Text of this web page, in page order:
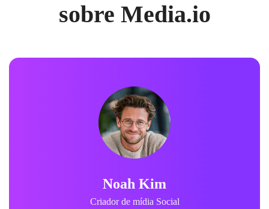
sobre Media.io
Noah Kim
Criador de mídia Social